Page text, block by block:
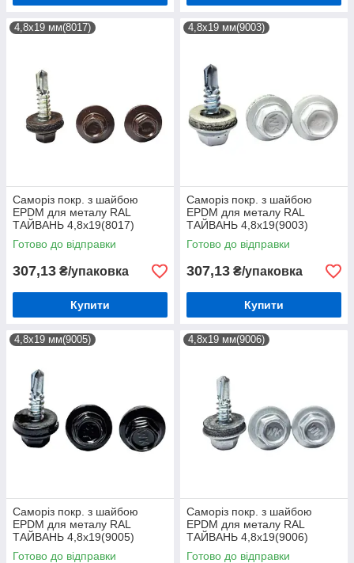
4,8х19 мм(8017)
Саморіз покр. з шайбою
EPDM для металу RAL
ТАЙВАНЬ 4,8х19(8017)
(250шт)
Готово до відправки
307,13 ₴/упаковка
Купити
4,8х19 мм(9003)
Саморіз покр. з шайбою
EPDM для металу RAL
ТАЙВАНЬ 4,8х19(9003)
(250шт)
Готово до відправки
307,13 ₴/упаковка
Купити
4,8х19 мм(9005)
Саморіз покр. з шайбою
EPDM для металу RAL
ТАЙВАНЬ 4,8х19(9005)
(250шт)
Готово до відправки
4,8х19 мм(9006)
Саморіз покр. з шайбою
EPDM для металу RAL
ТАЙВАНЬ 4,8х19(9006)
(250шт)
Готово до відправки